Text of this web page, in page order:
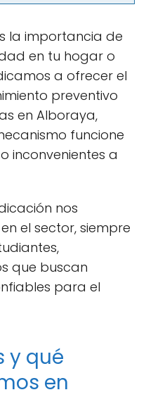
la importancia de
en tu hogar o
a ofrecer el
preventivo
en Alboraya,
funcione
inconvenientes a
nos
el sector, siempre
que buscan
para el
y qué
en